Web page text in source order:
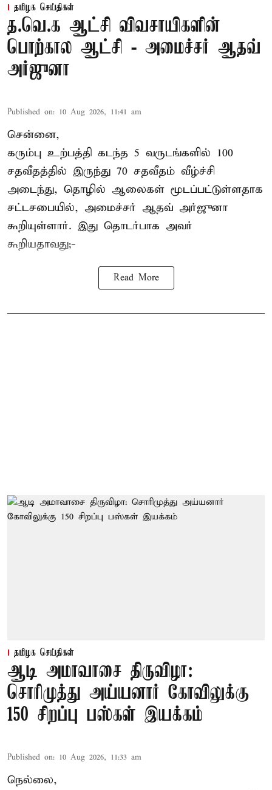
தமிழக செய்திகள்
த.வெ.க ஆட்சி விவசாயிகளின்
பொற்கால ஆட்சி - அமைச்சர் ஆதவ்
அர்ஜுனா
Published on: 10 Aug 2026, 11:41 am
சென்னை,
கரும்பு உற்பத்தி கடந்த 5 வருடங்களில் 100
சதவீதத்தில் இருந்து 70 சதவீதம் வீழ்ச்சி
அடைந்து, தொழில் ஆலைகள் மூடப்பட்டுள்ளதாக
சட்டசபையில், அமைச்சர் ஆதவ் அர்ஜுனா
கூறியுள்ளார். இது தொடர்பாக அவர்
கூறியதாவது;-
Read More
தமிழக செய்திகள்
ஆடி அமாவாசை திருவிழா:
சொரிமுத்து அய்யனார் கோவிலுக்கு
150 சிறப்பு பஸ்கள் இயக்கம்
Published on: 10 Aug 2026, 11:33 am
நெல்லை,